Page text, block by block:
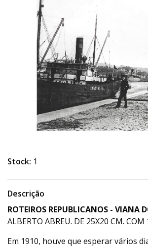
Stock: 1
Descrição
ROTEIROS REPUBLICANOS - VIANA
ALBERTO ABREU. DE 25X20 CM. COM
Em 1910, houve que esperar vários